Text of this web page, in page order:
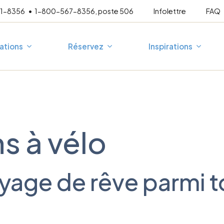
8356 1-800-567-8356, poste 506 Infolettre FAQ
France
Espagne
Grèce
Croatie
Réservez Inspirations
à vélo
de rêve parmi